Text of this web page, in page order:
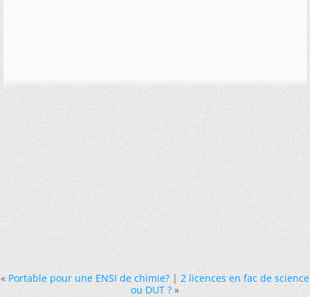
« Portable pour une ENSI de chimie?|2 licences en fac de science
ou DUT ? »